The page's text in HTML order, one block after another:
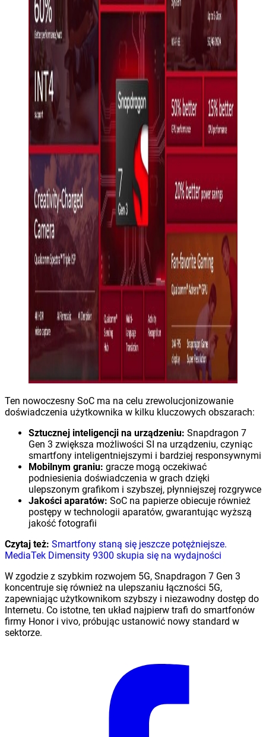
Ten nowoczesny SoC ma na celu zrewolucjonizowanie
doświadczenia użytkownika w kilku kluczowych obszarach:
Sztucznej inteligencji na urządzeniu: Snapdragon 7
Gen 3 zwiększa możliwości SI na urządzeniu, czyniąc
smartfony inteligentniejszymi i bardziej responsywnymi
Mobilnym graniu: gracze mogą oczekiwać
podniesienia doświadczenia w grach dzięki
ulepszonym grafikom i szybszej, płynniejszej rozgrywce
Jakości aparatów: SoC na papierze obiecuje również
postępy w technologii aparatów, gwarantując wyższą
jakość fotografii
Czytaj też: Smartfony staną się jeszcze potężniejsze.
MediaTek Dimensity 9300 skupia się na wydajności
W zgodzie z szybkim rozwojem 5G, Snapdragon 7 Gen 3
koncentruje się również na ulepszaniu łączności 5G,
zapewniając użytkownikom szybszy i niezawodny dostęp do
Internetu. Co istotne, ten układ najpierw trafi do smartfonów
firmy Honor i vivo, próbując ustanowić nowy standard w
sektorze.